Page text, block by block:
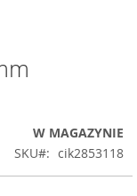
W MAGAZYNIE
SKU
cik2853118